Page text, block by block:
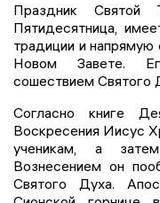
Праздник Святой
Пятидесятница,
традиции и напрямую
Новом Завете.
сошествием Святого
Согласно книге
Воскресения Иисус
ученикам, а
Вознесением он
Святого Духа.